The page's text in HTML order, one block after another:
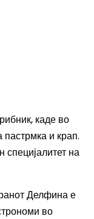
каде во
и крап.
специјалитет на
Делфина е
во